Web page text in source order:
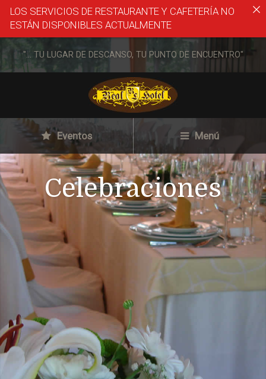
"... TU LUGAR DE DESCANSO, TU PUNTO DE ENCUENTRO"
Eventos Menú
Celebraciones
LOS SERVICIOS DE RESTAURANTE Y CAFETERÍA NO
ESTÁN DISPONIBLES ACTUALMENTE